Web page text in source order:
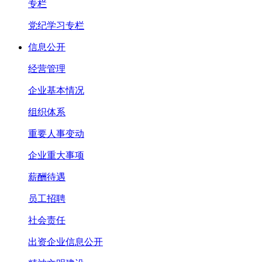
专栏
党纪学习专栏
信息公开
经营管理
企业基本情况
组织体系
重要人事变动
企业重大事项
薪酬待遇
员工招聘
社会责任
出资企业信息公开